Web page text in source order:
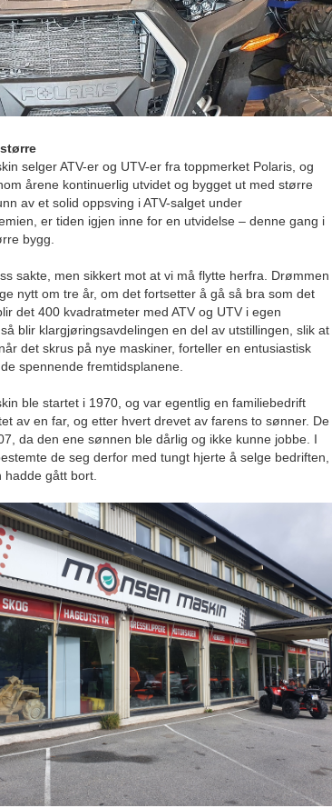
selger ATV-er og UTV-er fra toppmerket Polaris, og
årene kontinuerlig utvidet og bygget ut med større
av et solid oppsving i ATV-salget under
er tiden igjen inne for en utvidelse – denne gang i
bygg.
sakte, men sikkert mot at vi må flytte herfra. Drømmen
nytt om tre år, om det fortsetter å gå så bra som det
det 400 kvadratmeter med ATV og UTV i egen
blir klargjøringsavdelingen en del av utstillingen, slik at
det skrus på nye maskiner, forteller en entusiastisk
spennende fremtidsplanene.
ble startet i 1970, og var egentlig en familiebedrift
av en far, og etter hvert drevet av farens to sønner. De
da den ene sønnen ble dårlig og ikke kunne jobbe. I
de seg derfor med tungt hjerte å selge bedriften,
gått bort.